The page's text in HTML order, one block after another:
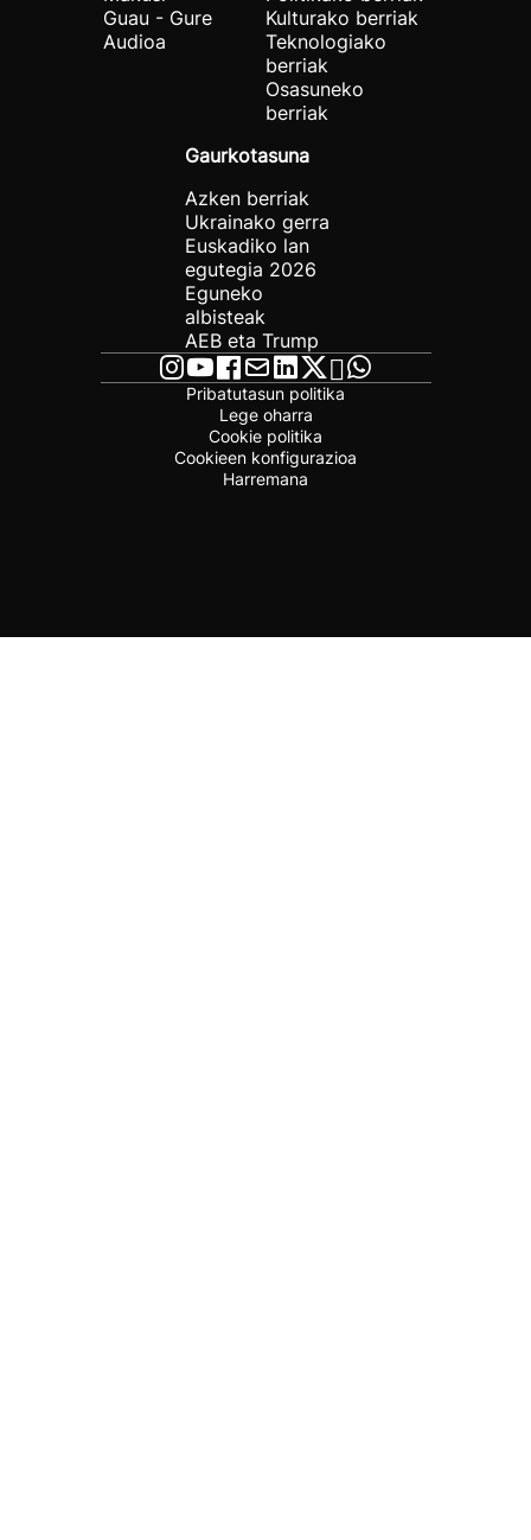
Guau - Gure
Audioa
Kulturako berriak
Teknologiako
berriak
Osasuneko
berriak
Gaurkotasuna
Azken berriak
Ukrainako gerra
Euskadiko lan
egutegia 2026
Eguneko
albisteak
AEB eta Trump
Pribatutasun politika
Lege oharra
Cookie politika
Cookieen konfigurazioa
Harremana